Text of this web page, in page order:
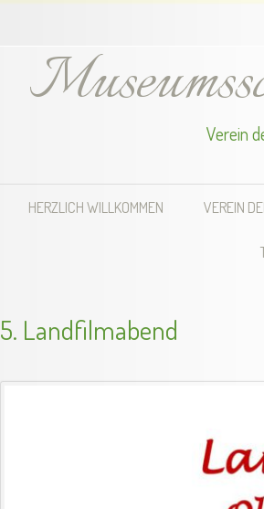
Verein
HERZLICH WILLKOMMEN VEREIN
5. Landfilmabend